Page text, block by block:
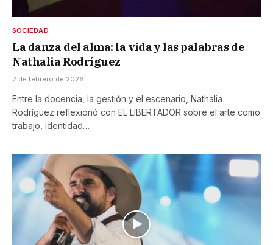
SOCIEDAD
La danza del alma: la vida y las palabras de
Nathalia Rodríguez
2 de febrero de 2026
Entre la docencia, la gestión y el escenario, Nathalia
Rodríguez reflexionó con EL LIBERTADOR sobre el arte como
trabajo, identidad…